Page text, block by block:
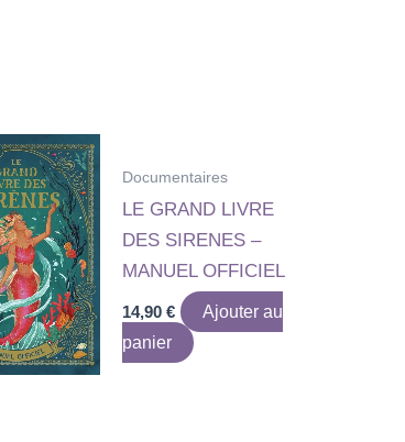
Documentaires
LE GRAND LIVRE
DES SIRENES –
MANUEL OFFICIEL
14,90€
Ajouter au
panier